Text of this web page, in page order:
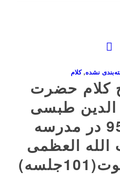
نشده,کلام
کلام حضرت
الدین طبسی
سال 94-95 در مدرسه
العظمی